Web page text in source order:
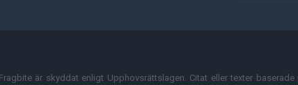
är skyddat enligt Upphovsrättslagen. Citat eller texter